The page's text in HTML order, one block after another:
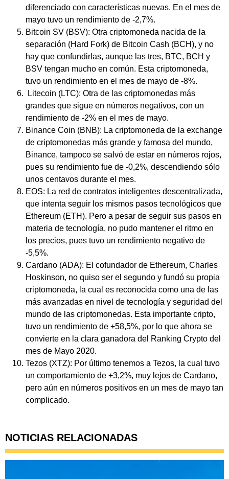
diferenciado con características nuevas. En el mes de
mayo tuvo un rendimiento de -2,7%.
Bitcoin SV (BSV): Otra criptomoneda nacida de la
separación (Hard Fork) de Bitcoin Cash (BCH), y no
hay que confundirlas, aunque las tres, BTC, BCH y
BSV tengan mucho en común. Esta criptomoneda,
tuvo un rendimiento en el mes de mayo de -8%.
Litecoin (LTC): Otra de las criptomonedas más
grandes que sigue en números negativos, con un
rendimiento de -2% en el mes de mayo.
Binance Coin (BNB): La criptomoneda de la exchange
de criptomonedas más grande y famosa del mundo,
Binance, tampoco se salvó de estar en números rojos,
pues su rendimiento fue de -0,2%, descendiendo sólo
unos centavos durante el mes.
EOS: La red de contratos inteligentes descentralizada,
que intenta seguir los mismos pasos tecnológicos que
Ethereum (ETH). Pero a pesar de seguir sus pasos en
materia de tecnología, no pudo mantener el ritmo en
los precios, pues tuvo un rendimiento negativo de
-5,5%.
Cardano (ADA): El cofundador de Ethereum, Charles
Hoskinson, no quiso ser el segundo y fundó su propia
criptomoneda, la cual es reconocida como una de las
más avanzadas en nivel de tecnología y seguridad del
mundo de las criptomonedas. Esta importante cripto,
tuvo un rendimiento de +58,5%, por lo que ahora se
convierte en la clara ganadora del Ranking Crypto del
mes de Mayo 2020.
Tezos (XTZ): Por último tenemos a Tezos, la cual tuvo
un comportamiento de +3,2%, muy lejos de Cardano,
pero aún en números positivos en un mes de mayo tan
complicado.
NOTICIAS RELACIONADAS